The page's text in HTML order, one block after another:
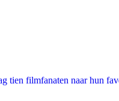
filmfanaten naar hun